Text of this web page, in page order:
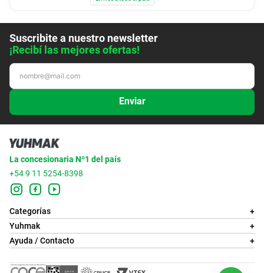
Suscribite a nuestro newsletter
¡Recibí las mejores ofertas!
Enviar
La concesionaria Nº1 del país
+54 9 11 5254-8398
Categorías
+
Yuhmak
+
Ayuda / Contacto
+